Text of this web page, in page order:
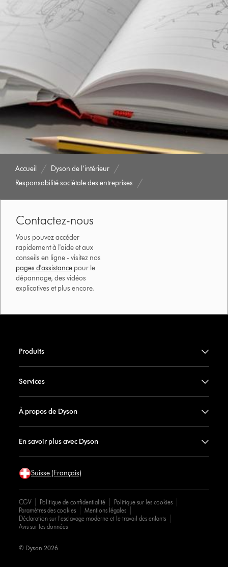
Accueil
Dyson de l’intérieur
Responsabilité sociétale des entreprises
Contactez-nous
Vous pouvez accéder
rapidement à l'aide et aux
conseils en ligne - visitez nos
pages d'assistance pour le
dépannage, des vidéos
explicatives et plus encore.
Produits
Services
À propos de Dyson
En savoir plus avec Dyson
Suisse (Français)
CGV Politique de confidentialité
Politique sur les cookies
Paramètres des cookies
Mentions légales
Déclaration sur l'esclavage moderne et le travail des enfants
Avis sur les données
© Dyson 2026